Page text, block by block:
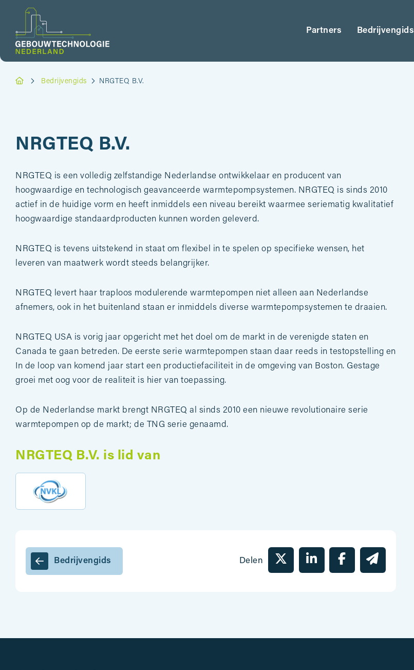
Partners Bedrijvengids
Bedrijvengids NRGTEQ B.V.
NRGTEQ B.V.
NRGTEQ is een volledig zelfstandige Nederlandse ontwikkelaar en producent van
hoogwaardige en technologisch geavanceerde warmtepompsystemen. NRGTEQ is sinds 2010
actief in de huidige vorm en heeft inmiddels een niveau bereikt waarmee seriematig kwalitatief
hoogwaardige standaardproducten kunnen worden geleverd.
NRGTEQ is tevens uitstekend in staat om flexibel in te spelen op specifieke wensen, het
leveren van maatwerk wordt steeds belangrijker.
NRGTEQ levert haar traploos modulerende warmtepompen niet alleen aan Nederlandse
afnemers, ook in het buitenland staan er inmiddels diverse warmtepompsystemen te draaien.
NRGTEQ USA is vorig jaar opgericht met het doel om de markt in de verenigde staten en
Canada te gaan betreden. De eerste serie warmtepompen staan daar reeds in testopstelling en
In de loop van komend jaar start een productiefaciliteit in de omgeving van Boston. Gestage
groei met oog voor de realiteit is hier van toepassing.
Op de Nederlandse markt brengt NRGTEQ al sinds 2010 een nieuwe revolutionaire serie
warmtepompen op de markt; de TNG serie genaamd.
NRGTEQ B.V. is lid van
Bedrijvengids Delen